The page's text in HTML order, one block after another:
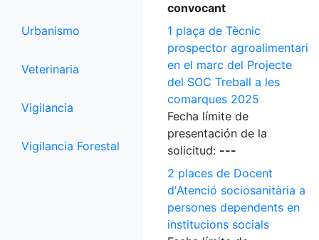
Urbanismo
Veterinaria
Vigilancia
Vigilancia Forestal
convocant
1 plaça de Tècnic
prospector agroalimentari
en el marc del Projecte
del SOC Treball a les
comarques 2025
Fecha límite de
presentación de la
solicitud: ---
2 places de Docent
d'Atenció sociosanitària a
persones dependents en
institucions socials